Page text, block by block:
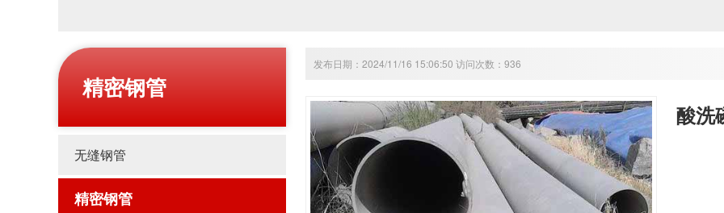
精密钢管
无缝钢管
精密钢管
发布日期：2024/11/16 15:06:50 访问次数：936
酸洗